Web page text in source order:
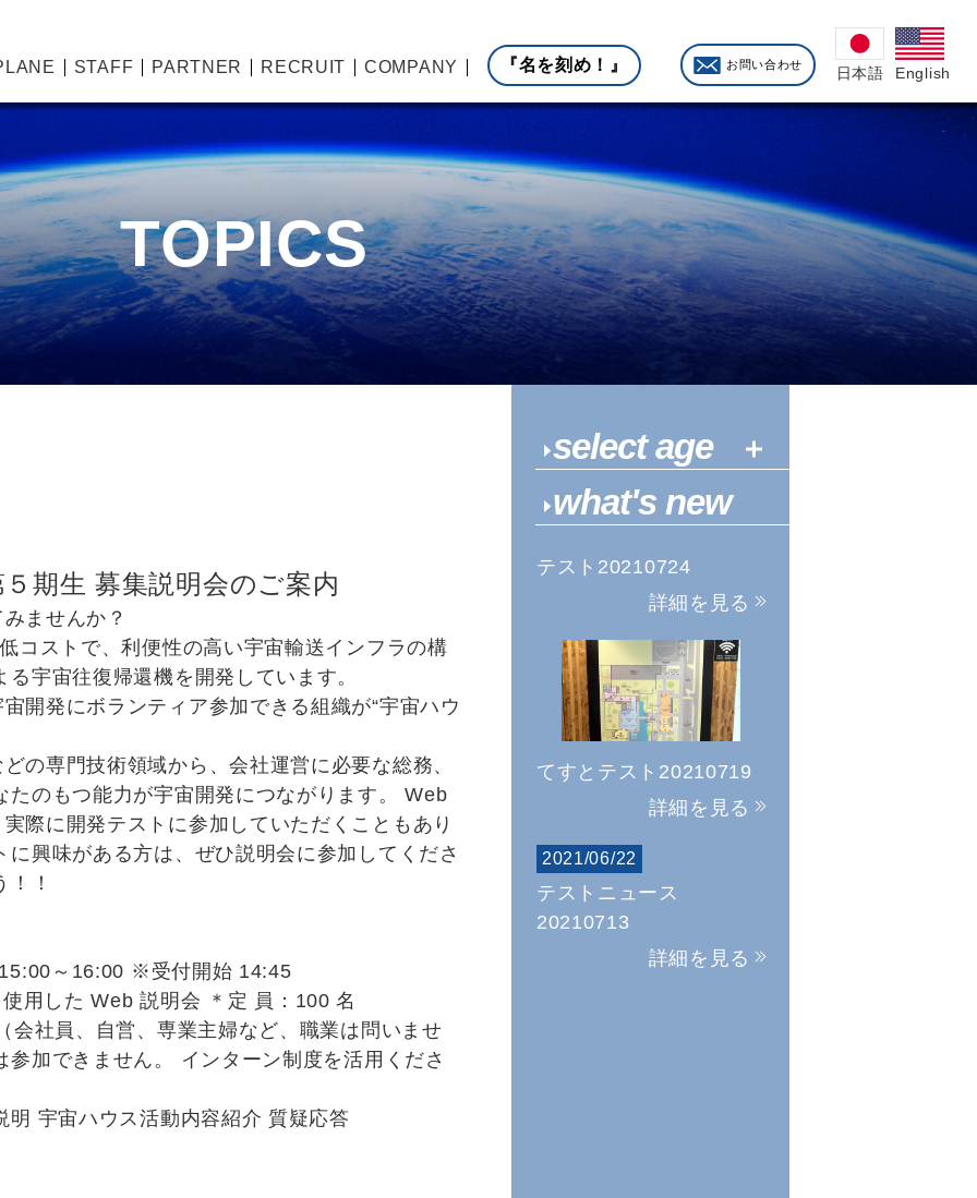
STAFF PARTNER RECRUIT COMPANY 『名を刻め！』 お問い合わせ
English
日本語
TOPICS
５期生 募集説明会のご案内
ませんか？
コストで、利便性の高い宇宙輸送インフラの構
宇宙往復帰還機を開発しています。
開発にボランティア参加できる組織が“宇宙ハウ
の専門技術領域から、会社運営に必要な総務、
たのもつ能力が宇宙開発につながります。 Web
際に開発テストに参加していただくこともあり
興味がある方は、ぜひ説明会に参加してくださ
！
～16:00 ※受付開始 14:45
用した Web 説明会 ＊定 員：100 名
会社員、自営、専業主婦など、職業は問いませ
加できません。 インターン制度を活用くださ
宇宙ハウス活動内容紹介 質疑応答
select age
what's new
テスト20210724
詳細を見る
てすとテスト20210719
詳細を見る
2021/06/22
テストニュース
20210713
詳細を見る